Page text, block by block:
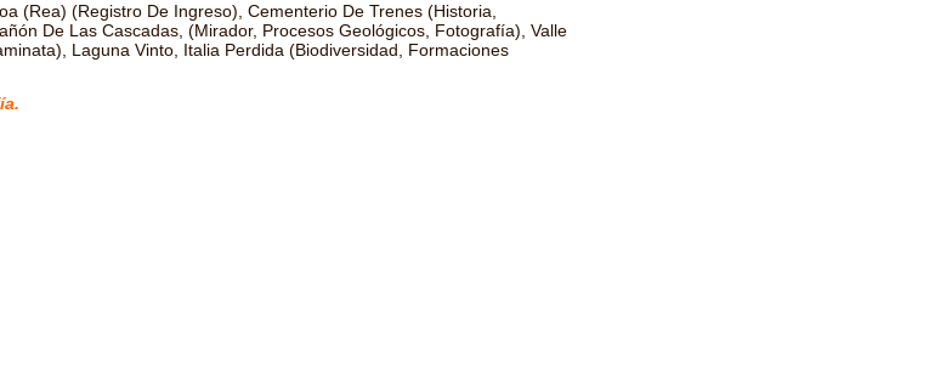
(Rea) (Registro De Ingreso), Cementerio De Trenes (Historia,
De Las Cascadas, (Mirador, Procesos Geológicos, Fotografía), Valle
Laguna Vinto, Italia Perdida (Biodiversidad, Formaciones